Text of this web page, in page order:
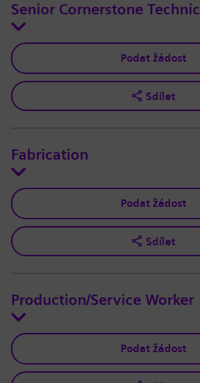
Senior Cornerstone
Podat žádost
Sdílet
Fabrication
Podat žádost
Sdílet
Production/Service Worker
Podat žádost